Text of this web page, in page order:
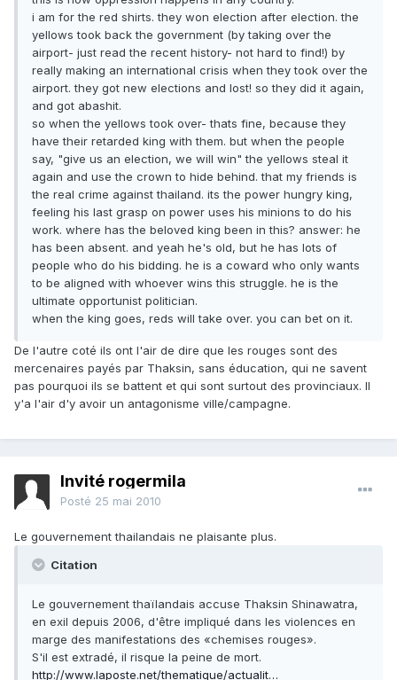
i am for the red shirts. they won election after election. the
yellows took back the government (by taking over the
airport- just read the recent history- not hard to find!) by
really making an international crisis when they took over the
airport. they got new elections and lost! so they did it again,
and got abashit.
so when the yellows took over- thats fine, because they
have their retarded king with them. but when the people
say, "give us an election, we will win" the yellows steal it
again and use the crown to hide behind. that my friends is
the real crime against thailand. its the power hungry king,
feeling his last grasp on power uses his minions to do his
work. where has the beloved king been in this? answer: he
has been absent. and yeah he's old, but he has lots of
people who do his bidding. he is a coward who only wants
to be aligned with whoever wins this struggle. he is the
ultimate opportunist politician.
when the king goes, reds will take over. you can bet on it.
De l'autre coté ils ont l'air de dire que les rouges sont des
mercenaires payés par Thaksin, sans éducation, qui ne savent
pas pourquoi ils se battent et qui sont surtout des provinciaux. Il
y'a l'air d'y avoir un antagonisme ville/campagne.
Invité rogermila
Posté 25 mai 2010
Le gouvernement thailandais ne plaisante plus.
Citation
Le gouvernement thaïlandais accuse Thaksin Shinawatra,
en exil depuis 2006, d'être impliqué dans les violences en
marge des manifestations des «chemises rouges».
S'il est extradé, il risque la peine de mort.
http://www.laposte.net/thematique/actualit…